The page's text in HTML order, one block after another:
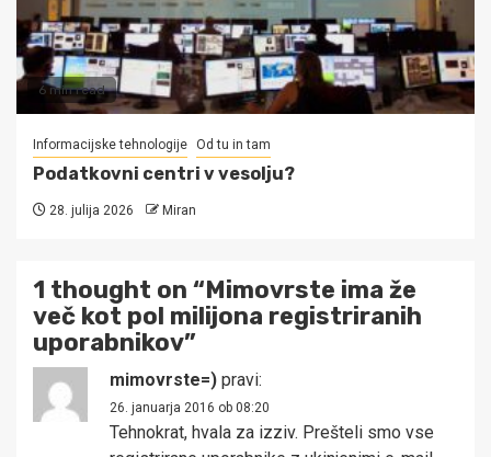
6 min read
Informacijske tehnologije Od tu in tam
Podatkovni centri v vesolju?
28. julija 2026 Miran
1 thought on “Mimovrste ima že
več kot pol milijona registriranih
uporabnikov”
mimovrste=) pravi:
26. januarja 2016 ob 08:20
Tehnokrat, hvala za izziv. Prešteli smo vse